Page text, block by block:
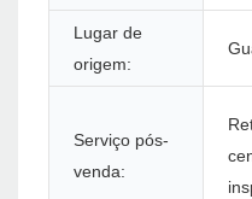
Lugar de
origem:
Serviço pós-
venda: